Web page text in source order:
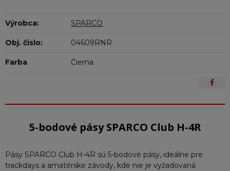
Výrobca: SPARCO
Obj. čislo: 04609RNR
Farba Čierna
5-bodové pásy SPARCO Club H-4R
Pásy SPARCO Club H-4R sú 5-bodové pásy, ideálne pre
trackdays a amatérske závody, kde nie je vyžadovaná